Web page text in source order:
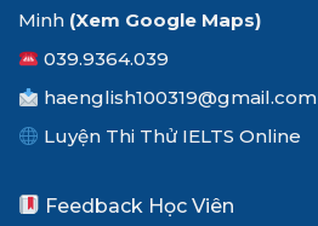
Minh (Xem Google Maps)
039.9364.039
haenglish100319@gmail.com
Luyện Thi Thử IELTS Online
Feedback Học Viên